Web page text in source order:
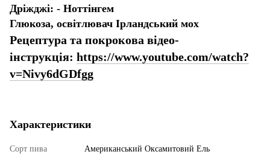
Дріжджі: - Ноттінгем
Глюкоза, освітлювач Ірландський мох
Рецептура та покрокова відео-
інструкція: https://www.youtube.com/watch?
v=Nivy6dGDfgg
Характеристики
Сорт пива Американський Оксамитовий Ель